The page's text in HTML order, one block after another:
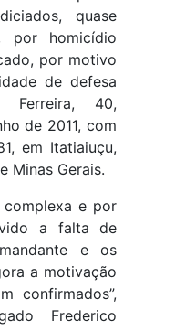
quase
por homicídio
por motivo
de defesa
40,
de 2011, com
em Itatiaiuçu,
Minas Gerais.
complexa e por
a falta de
e os
a motivação
confirmados”,
Frederico